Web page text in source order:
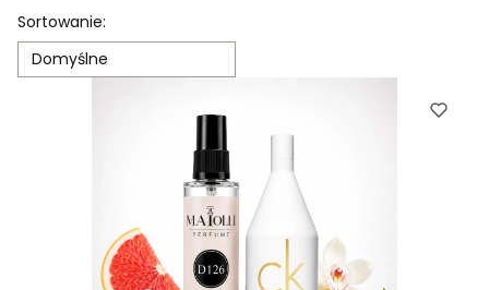
Lista produktów
Sortowanie:
Domyślne